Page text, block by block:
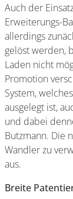
Auch der
Erweiterungs-
allerdings
gelöst werden,
Laden nicht
Promotion
System,
ausgelegt ist,
und dabei
Butzmann. Die
Wandler zu
aus.
Breite